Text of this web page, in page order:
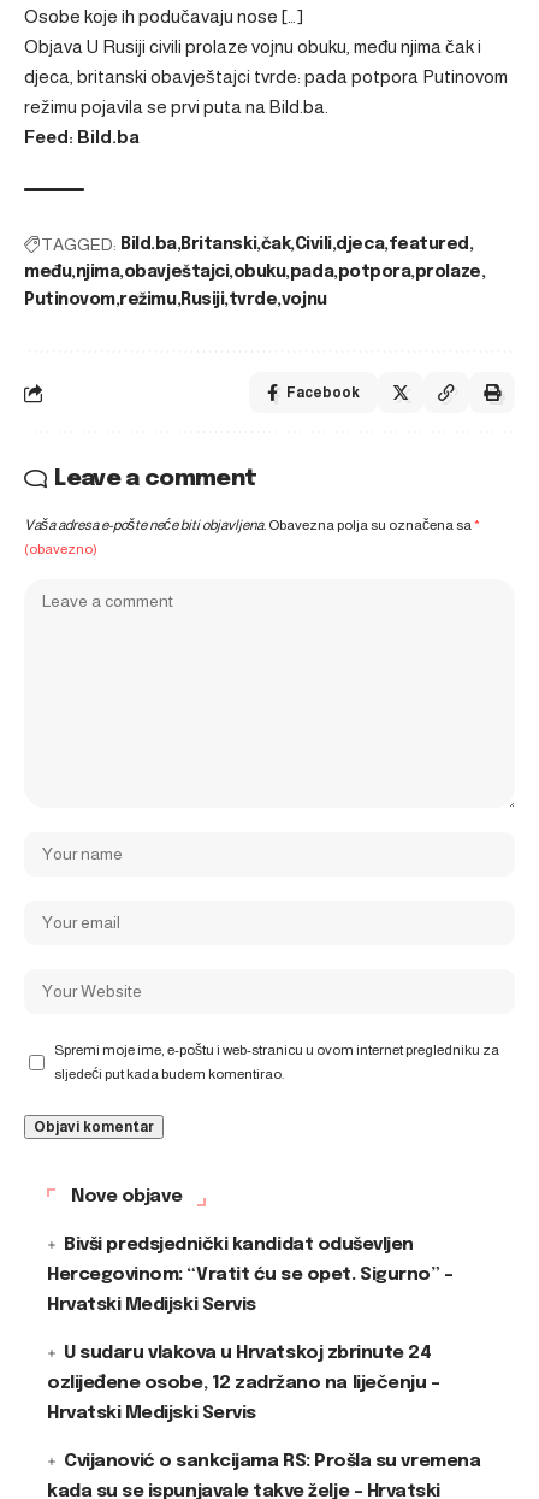
Osobe koje ih podučavaju nose […]
Objava U Rusiji civili prolaze vojnu obuku, među njima čak i
djeca, britanski obavještajci tvrde: pada potpora Putinovom
režimu pojavila se prvi puta na Bild.ba
Feed: Bild.ba
TAGGED: Bild.ba Britanski čak Civili djeca featured
među njima obavještajci obuku pada potpora prolaze
Putinovom režimu Rusiji tvrde vojnu
Facebook
Leave a comment
Vaša adresa e-pošte neće biti objavljena. Obavezna polja su označena sa*
(obavezno)
Spremi moje ime, e-poštu i web-stranicu u ovom internet pregledniku za
sljedeći put kada budem komentirao.
Nove objave
Bivši predsjednički kandidat oduševljen
Hercegovinom: “Vratit ću se opet. Sigurno” –
Hrvatski Medijski Servis
U sudaru vlakova u Hrvatskoj zbrinute 24
ozlijeđene osobe, 12 zadržano na liječenju –
Hrvatski Medijski Servis
Cvijanović o sankcijama RS: Prošla su vremena
kada su se ispunjavale takve želje – Hrvatski